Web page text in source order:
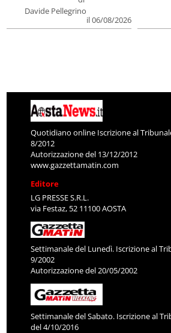
Davide Pellegrino
il 06/08/2026
Quotidiano online Iscrizione al
8/2012
Autorizzazione del 13/12/2012
www.gazzettamatin.com
Editore
LG PRESSE S.R.L.
via Festaz, 52 11100 AOSTA
Settimanale del Lunedì. Iscrizione al
9/2002
Autorizzazione del 20/05/2002
Settimanale del Sabato. Iscrizione al
del 4/10/2016